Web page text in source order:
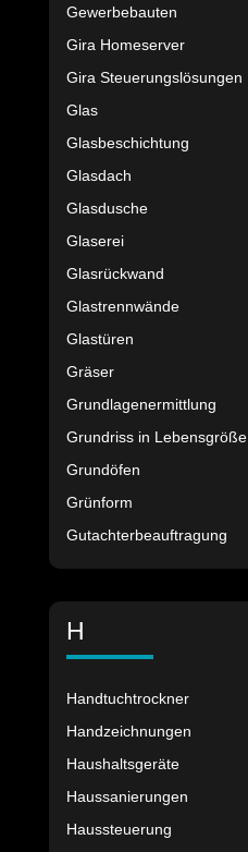
Gewerbebauten
Gira Homeserver
Gira Steuerungslösungen
Glas
Glasbeschichtung
Glasdach
Glasdusche
Glaserei
Glasrückwand
Glastrennwände
Glastüren
Gräser
Grundlagenermittlung
Grundriss in Lebensgröße
Grundöfen
Grünform
Gutachterbeauftragung
H
Handtuchtrockner
Handzeichnungen
Haushaltsgeräte
Haussanierungen
Haussteuerung